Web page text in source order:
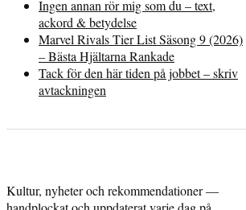
Ingen annan rör mig som du – text,
ackord & betydelse
Marvel Rivals Tier List Säsong 9 (2026)
– Bästa Hjältarna Rankade
Tack för den här tiden på jobbet – skriv
avtackningen
Kultur, nyheter och rekommendationer —